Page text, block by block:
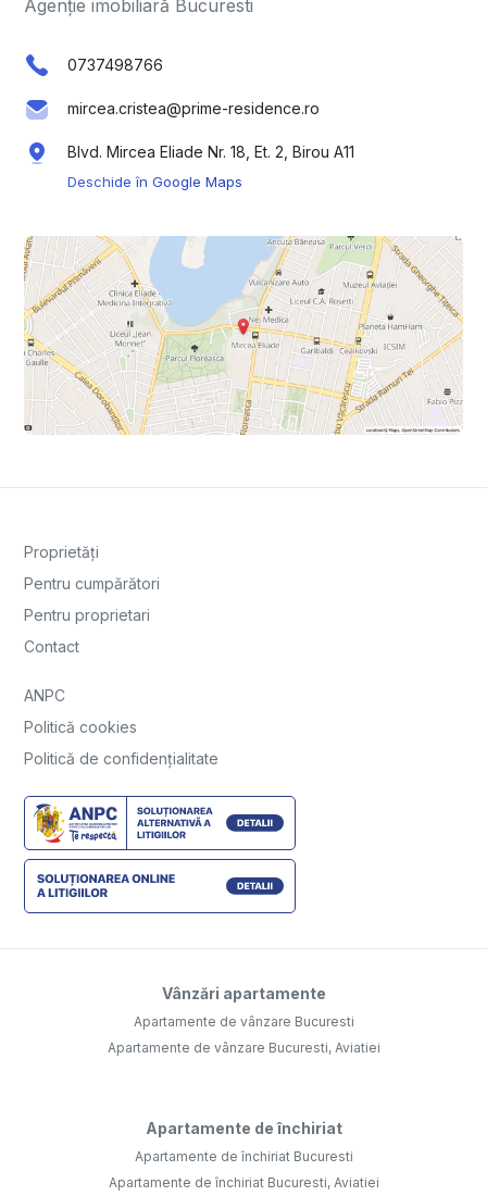
Agenție imobiliară Bucuresti
0737498766
mircea.cristea@prime-residence.ro
Blvd. Mircea Eliade Nr. 18, Et. 2, Birou A11
Deschide în Google Maps
Proprietăți
Pentru cumpărători
Pentru proprietari
Contact
ANPC
Politică cookies
Politică de confidențialitate
Vânzări apartamente
Apartamente de vânzare Bucuresti
Apartamente de vânzare Bucuresti, Aviatiei
Apartamente de închiriat
Apartamente de închiriat Bucuresti
Apartamente de închiriat Bucuresti, Aviatiei